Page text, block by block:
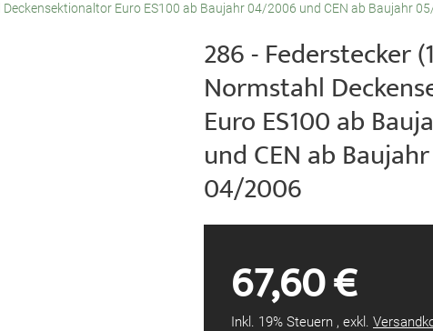
Euro ES100 ab Baujahr 04/2006 und CEN ab Baujahr
286 - Federstecker
Normstahl
Euro ES100 ab
und CEN ab
04/2006
67,60 €
Inkl. 19% Steuern , exkl.